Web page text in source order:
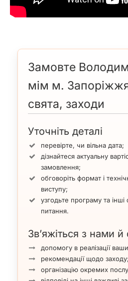
Замовте
мім м.
свята, заходи
Уточніть деталі
перевірте, чи вільна дата;
дізнайтеся актуальну
замовлення;
обговоріть формат і
виступу;
узгодьте програму та інші
питання.
Зв’яжіться з нами
допомогу в реалізації
рекомендації щодо заходу;
організацію окремих